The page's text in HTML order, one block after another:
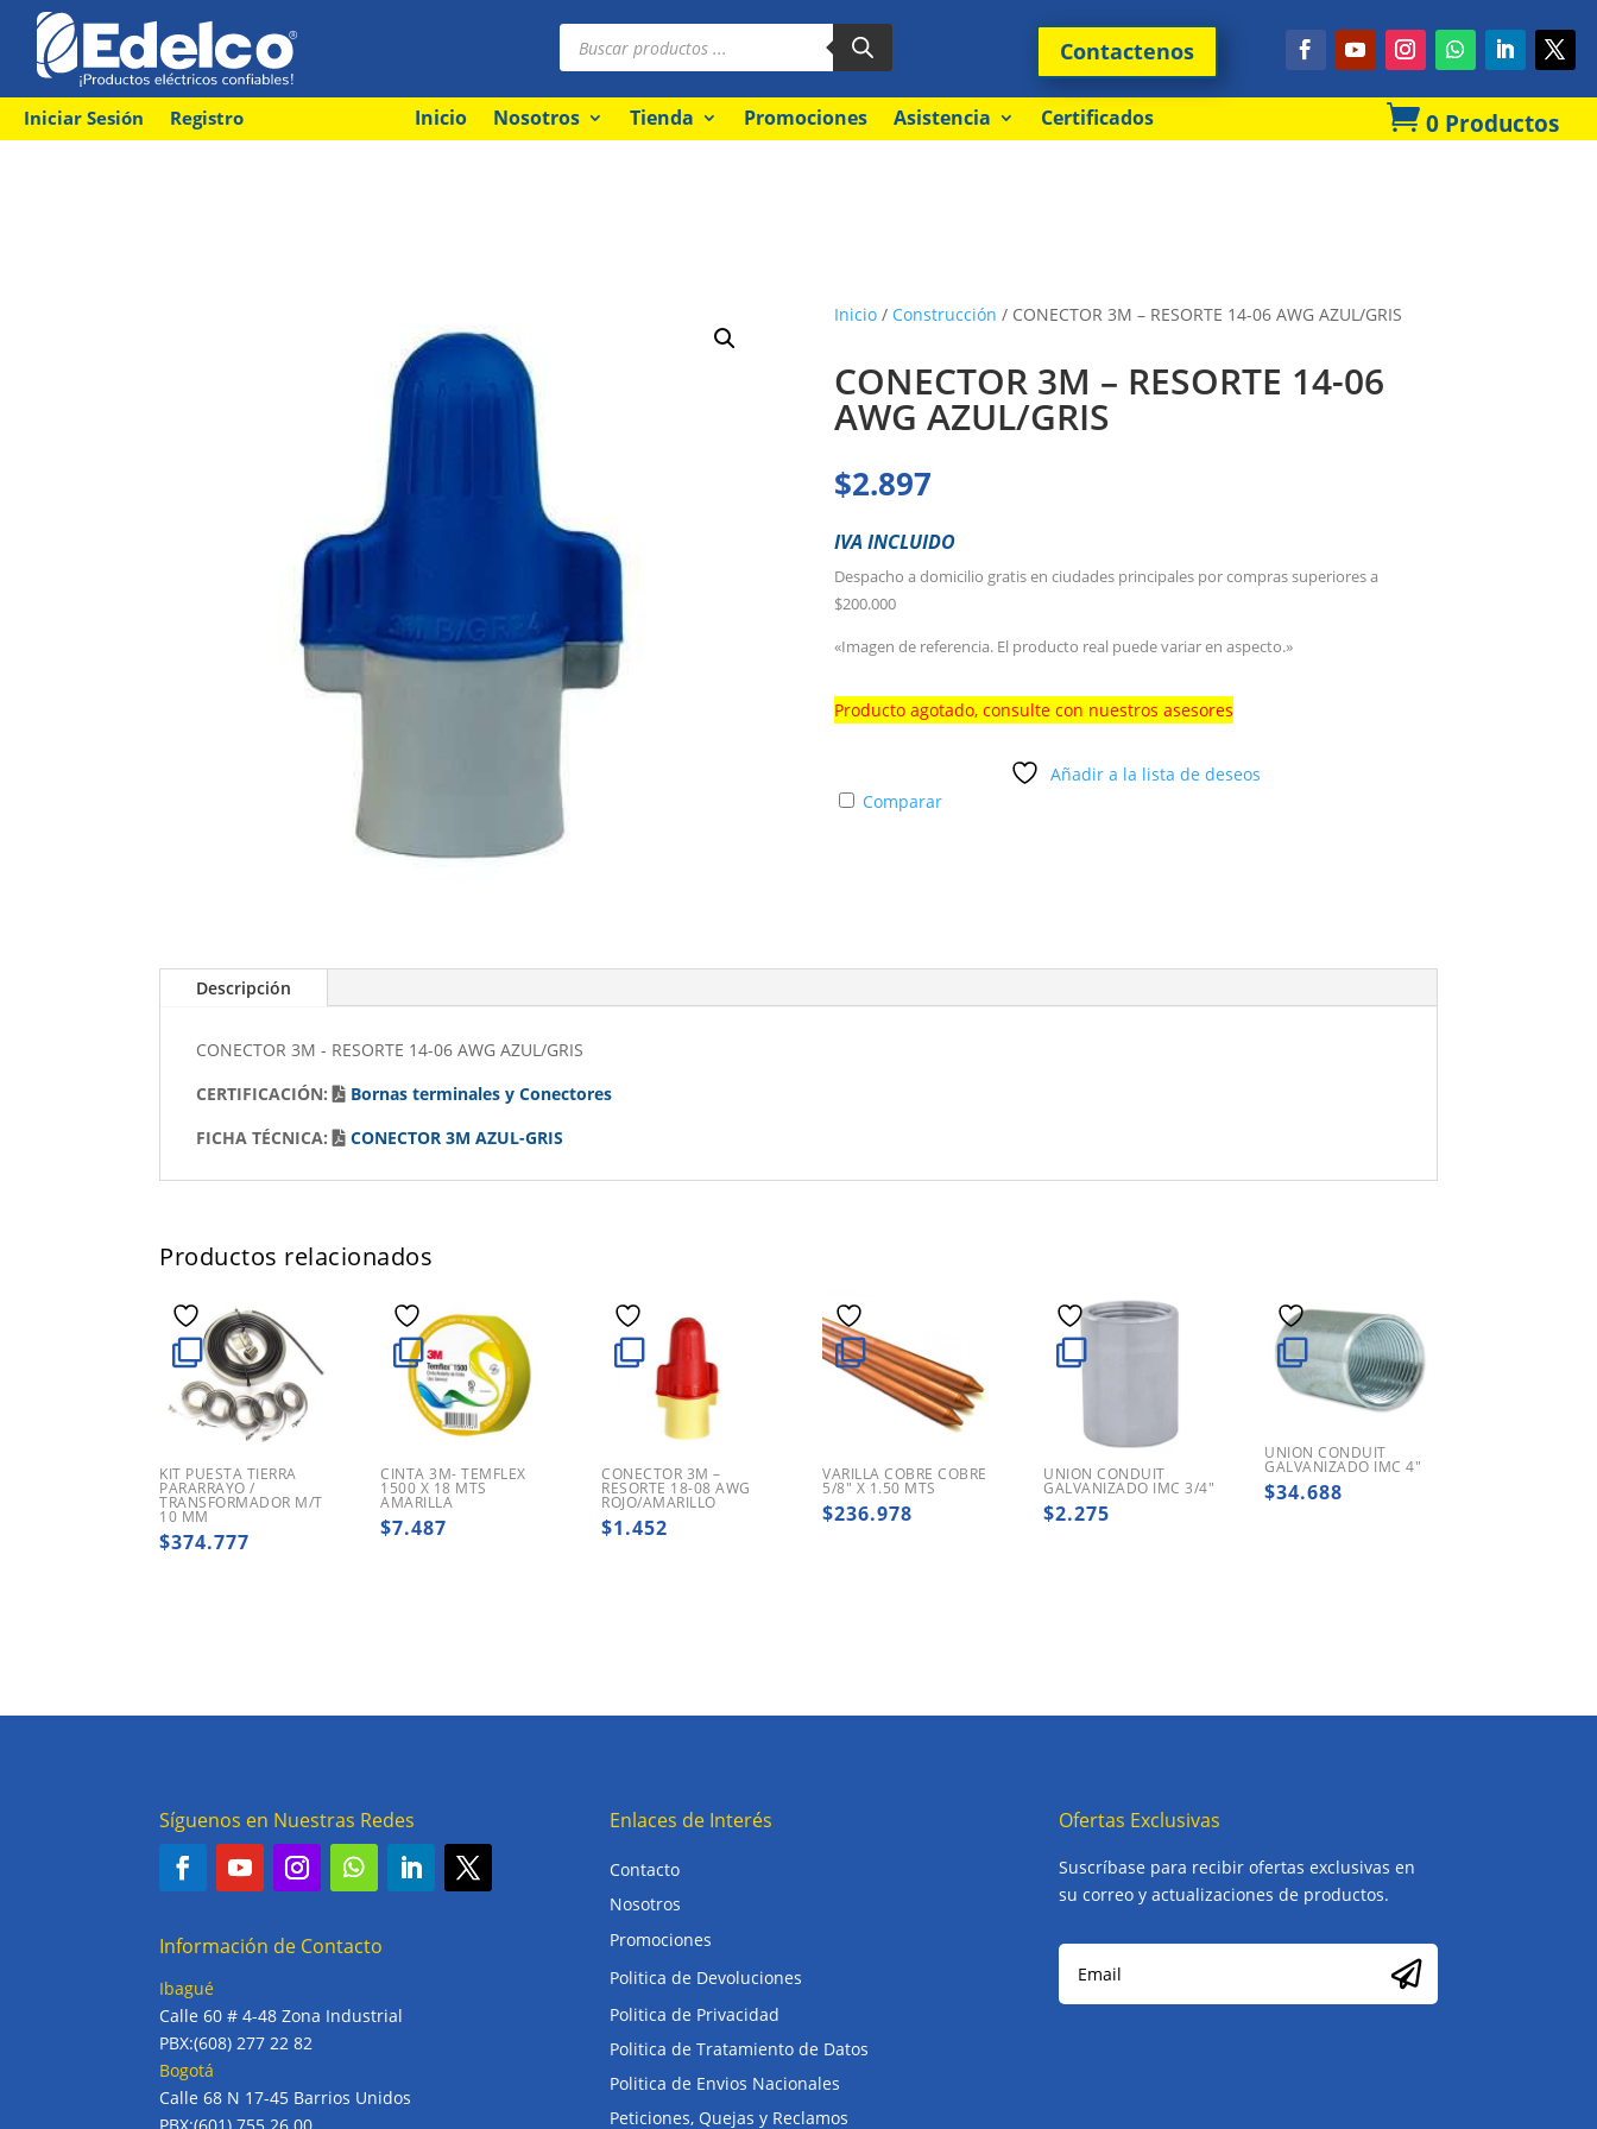
Búsqueda
productos Contactenos
Iniciar Sesión Registro Inicio Nosotros Tienda Promociones Asistencia Certificados  0 Productos
Inicio/ Construcción / CONECTOR 3M – RESORTE 14-06 AWG AZUL/GRIS
CONECTOR 3M – RESORTE 14-06
AWG AZUL/GRIS
$2.897
IVA INCLUIDO
Despacho a domicilio gratis en ciudades principales por compras superiores a
$200.000
«Imagen de referencia. El producto real puede variar en aspecto.»
Producto agotado, consulte con nuestros asesores
Añadir a la lista de deseos
Comparar
Descripción
CONECTOR 3M - RESORTE 14-06 AWG AZUL/GRIS
CERTIFICACIÓN:
Bornas terminales y Conectores
FICHA TÉCNICA:
CONECTOR 3M AZUL-GRIS
Productos relacionados
KIT PUESTA TIERRA
PARARRAYO /
TRANSFORMADOR M/T
10 MM
$374.777
CINTA 3M- TEMFLEX
1500 X 18 MTS
AMARILLA
$7.487
CONECTOR 3M –
RESORTE 18-08 AWG
ROJO/AMARILLO
$1.452
VARILLA COBRE COBRE
5/8″ X 1.50 MTS
$236.978
UNION CONDUIT
GALVANIZADO IMC 3/4″
$2.275
UNION CONDUIT
GALVANIZADO IMC 4″
$34.688
Síguenos en Nuestras Redes
Información de Contacto
Ibagué
Calle 60 # 4-48 Zona Industrial
PBX:(608) 277 22 82
Bogotá
Calle 68 N 17-45 Barrios Unidos
Enlaces de Interés
Contacto
Nosotros
Promociones
Politica de Devoluciones
Politica de Privacidad
Politica de Tratamiento de Datos
Politica de Envios Nacionales
Peticiones, Quejas y Reclamos
Ofertas Exclusivas
Suscríbase para recibir ofertas exclusivas en
su correo y actualizaciones de productos.